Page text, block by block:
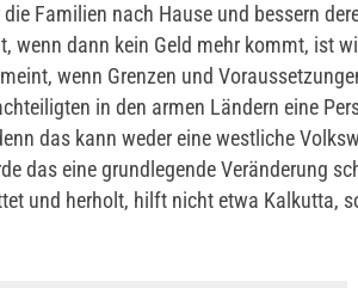
Familien nach Hause und bessern
wenn dann kein Geld mehr kommt, ist
wenn Grenzen und
in den armen Ländern eine
das kann weder eine westliche
das eine grundlegende Veränderung
und herholt, hilft nicht etwa Kalkutta,